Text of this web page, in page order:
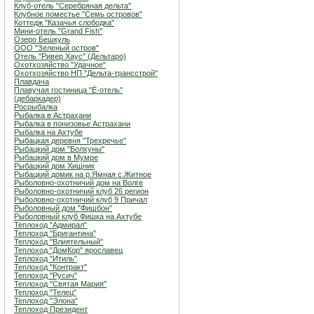
Клуб-отель "Серебряная дельта"
Клубное поместье "Семь островов"
Коттедж "Казачья слободка"
Мини-отель "Grand Fish"
Озеро Бешкуль
ООО "Зеленый остров"
Отель "Ривер Хаус" (Дельтаро)
Охотхозяйство "Удачное"
Охотхозяйство НП "Дельта-трансстрой"
Плавдача
Плавучая гостиница "Ё-отель"
(дебаркадер)
Росрыбалка
Рыбалка в Астрахани
Рыбалка в понизовье Астрахани
Рыбалка на Ахтубе
Рыбацкая деревня "Трехречье"
Рыбацкий дом "Болхуны"
Рыбацкий дом в Мумре
Рыбацкий дом Хищник
Рыбацкий домик на р.Ямная с.Житное
Рыболовно-охотничий дом на Волге
Рыболовно-охотничий клуб 26 регион
Рыболовно-охотничий клуб 9 Причал
Рыболовный дом "Фишбон"
Рыболовный клуб Фишка на Ахтубе
Теплоход "Адмирал"
Теплоход "Бригантина"
Теплоход "Влиятельный"
Теплоход "ДомКор" ярославец
Теплоход "Итиль"
Теплоход "Контракт"
Теплоход "Русич"
Теплоход "Святая Мария"
Теплоход "Телец"
Теплоход "Элона"
Теплоход Президент